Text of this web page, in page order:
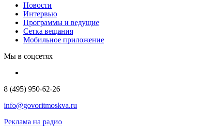
Новости
Интервью
Программы и ведущие
Сетка вещания
Мобильное приложение
Мы в соцсетях
8 (495) 950-62-26
info@govoritmoskva.ru
Реклама на радио